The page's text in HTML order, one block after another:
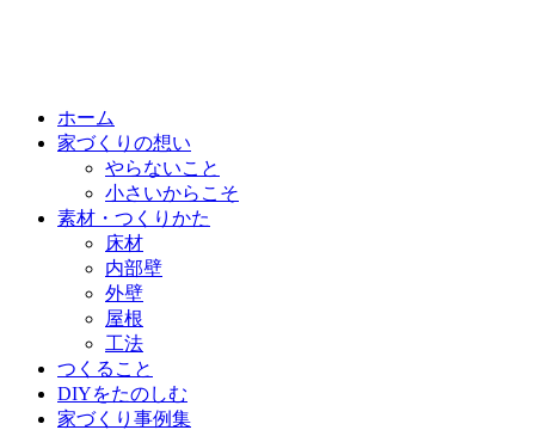
ホーム
家づくりの想い
やらないこと
小さいからこそ
素材・つくりかた
床材
内部壁
外壁
屋根
工法
つくること
DIYをたのしむ
家づくり事例集